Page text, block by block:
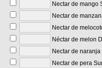
Nectar de mango
Nectar de
Nectar de
Néctar de melon
Nectar de
Nectar de pera